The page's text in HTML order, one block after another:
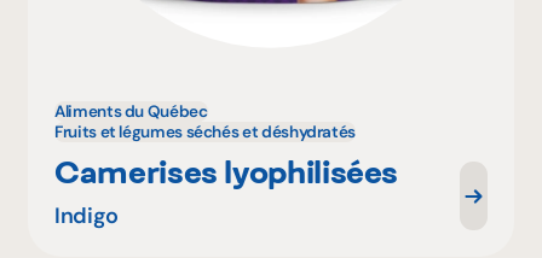
Aliments du Québec
Fruits et légumes séchés et déshydratés
Camerises lyophilisées
Indigo